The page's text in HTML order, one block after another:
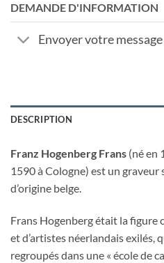
DEMANDE D'INFORMATION
Envoyer votre message
DESCRIPTION
Franz Hogenberg Frans (né en
1590 à Cologne) est un
d’origine belge.
Frans Hogenberg était la figure
et d’artistes néerlandais exilés,
regroupés dans une « école de